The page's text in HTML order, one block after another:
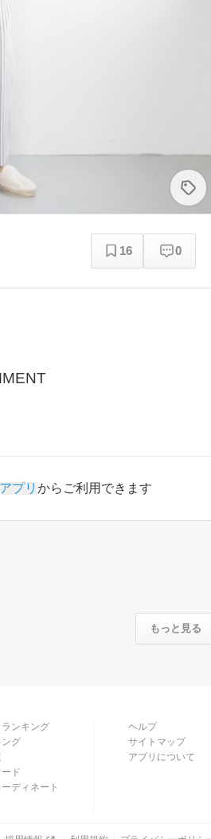
16 0
プリ からご利用できます
もっと見る
ンキング
ング
ド
ディネート
ヘルプ
サイトマップ
アプリについて